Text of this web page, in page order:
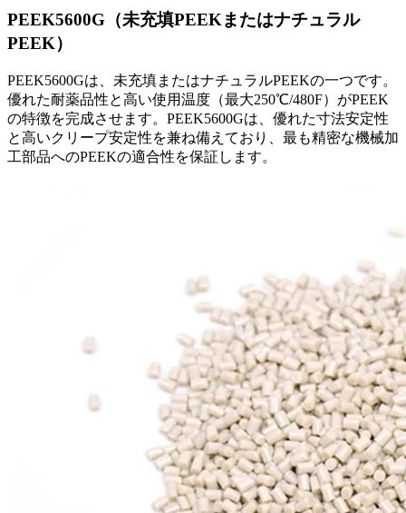
PEEK5600G（未充填PEEKまたはナチュラル
PEEK）
PEEK5600Gは、未充填またはナチュラルPEEKの一つです。
優れた耐薬品性と高い使用温度（最大250℃/480F）がPEEK
の特徴を完成させます。PEEK5600Gは、優れた寸法安定性
と高いクリープ安定性を兼ね備えており、最も精密な機械加
工部品へのPEEKの適合性を保証します。